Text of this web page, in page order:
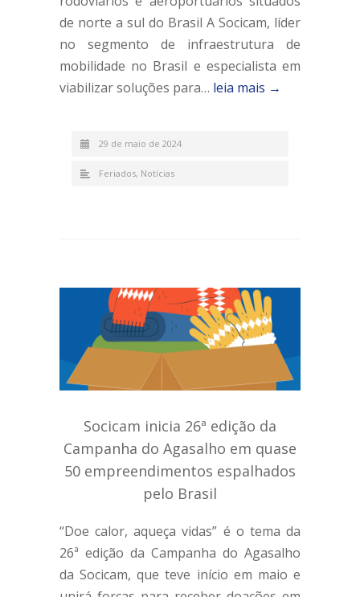
de norte a sul do Brasil A Socicam, líder
no segmento de infraestrutura de
mobilidade no Brasil e especialista em
viabilizar soluções para… leia mais →
29 de maio de 2024
Feriados, Notícias
Socicam inicia 26ª edição da
Campanha do Agasalho em quase
50 empreendimentos espalhados
pelo Brasil
“Doe calor, aqueça vidas” é o tema da
26ª edição da Campanha do Agasalho
da Socicam, que teve início em maio e